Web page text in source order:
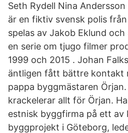
Seth Rydell Nina
är en fiktiv svensk polis
spelas av Jakob Eklund
en serie om tjugo filmer
1999 och 2015 . Johan
äntligen fått bättre kontakt
pappa byggmästaren
krackelerar allt för Örjan.
estnisk byggfirma på ett av
byggprojekt i Göteborg,